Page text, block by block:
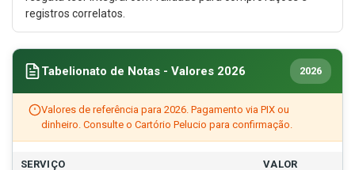
registros correlatos.
Tabelionato de Notas - Valores 2026 2026
Valores de referência para 2026. Pagamento via PIX ou
dinheiro. Consulte o Cartório Pelucio para confirmação.
SERVIÇO VALOR